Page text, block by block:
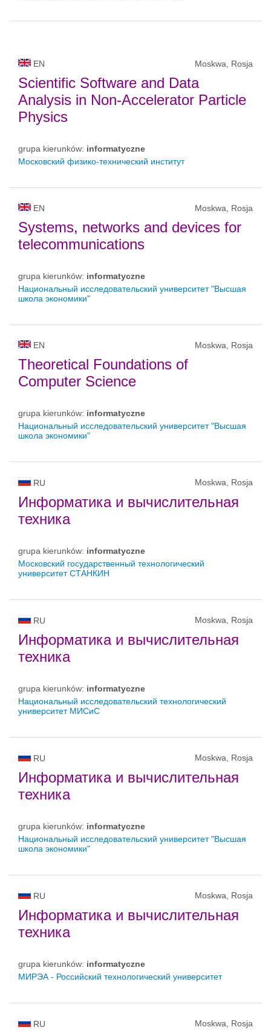
EN Moskwa, Rosja
Scientific Software and Data
Analysis in Non‑Accelerator Particle
Physics
grupa kierunków: informatyczne
Московский физико-технический институт
EN Moskwa, Rosja
Systems, networks and devices for
telecommunications
grupa kierunków: informatyczne
Национальный исследовательский университет "Высшая
школа экономики"
EN Moskwa, Rosja
Theoretical Foundations of
Computer Science
grupa kierunków: informatyczne
Национальный исследовательский университет "Высшая
школа экономики"
RU Moskwa, Rosja
Информатика и вычислительная
техника
grupa kierunków: informatyczne
Московский государственный технологический
университет СТАНКИН
RU Moskwa, Rosja
Информатика и вычислительная
техника
grupa kierunków: informatyczne
Национальный исследовательский технологический
университет МИСиС
RU Moskwa, Rosja
Информатика и вычислительная
техника
grupa kierunków: informatyczne
Национальный исследовательский университет "Высшая
школа экономики"
RU Moskwa, Rosja
Информатика и вычислительная
техника
grupa kierunków: informatyczne
МИРЭА - Российский технологический университет
RU Moskwa, Rosja